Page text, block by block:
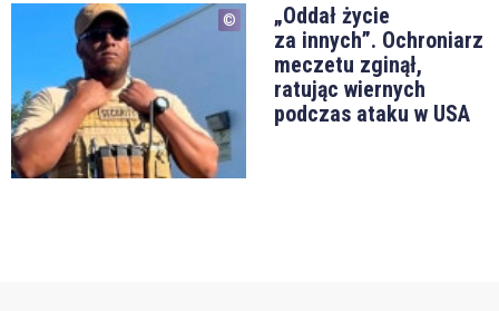
„Oddał życie
za innych”. Ochroniarz
meczetu zginął,
ratując wiernych
podczas ataku w USA